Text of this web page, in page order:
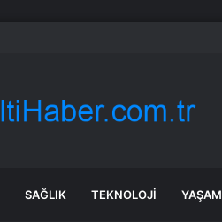
SAĞLIK TEKNOLOJI YAŞAM